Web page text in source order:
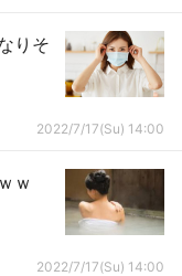
りそ
2022/7/17(Su) 14:00
ｗ
2022/7/17(Su) 14:00